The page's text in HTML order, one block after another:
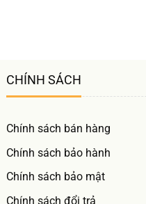
CHÍNH SÁCH
Chính sách bán hàng
Chính sách bảo hành
Chính sách bảo mật
Chính sách đổi trả